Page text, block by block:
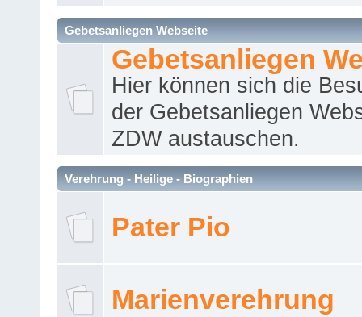
Gebetsanliegen Webseite
Gebetsanliegen
Hier können sich die
der Gebetsanliegen
ZDW austauschen.
Verehrung - Heilige - Biographien
Pater Pio
Marienverehrung